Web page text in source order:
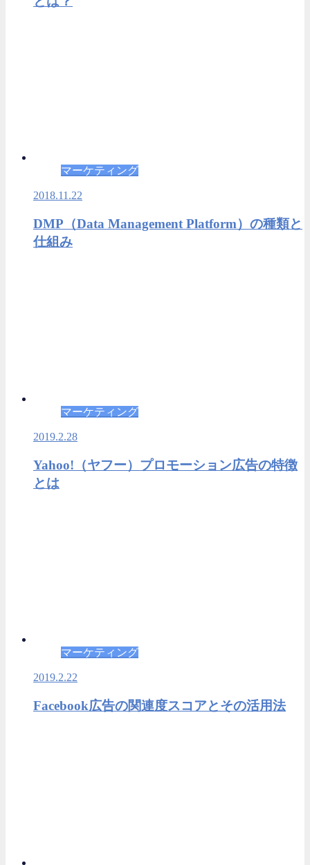
マーケティング
2018.11.22
DMP（Data Management Platform）の種類と
仕組み
マーケティング
2019.2.28
Yahoo!（ヤフー）プロモーション広告の特徴
とは
マーケティング
2019.2.22
Facebook広告の関連度スコアとその活用法